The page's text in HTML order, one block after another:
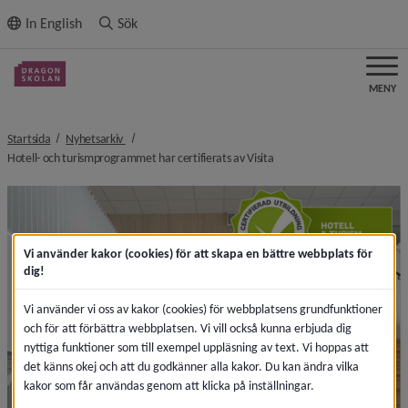
innehållet
In English Sök
MENY
Startsida Nyhetsarkiv nivå i brödsmulenavigeringen
Hotell- och turismprogrammet har certifierats av Visitanivå i
Vi använder kakor (cookies) för att skapa en bättre webbplats för
dig!
Vi använder vi oss av kakor (cookies) för webbplatsens grundfunktioner
och för att förbättra webbplatsen. Vi vill också kunna erbjuda dig
nyttiga funktioner som till exempel uppläsning av text. Vi hoppas att
det känns okej och att du godkänner alla kakor. Du kan ändra vilka
kakor som får användas genom att klicka på inställningar.